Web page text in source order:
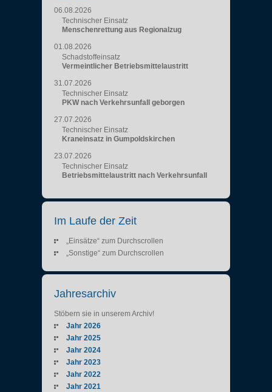
06.08.2026
Technischer Einsatz
Menschenrettung aus Regionalzug
01.08.2026
Schadstoffeinsatz
Vermeintlicher Betriebsmittelaustritt
31.07.2026
Technischer Einsatz
PKW nach Verkehrsunfall geborgen
27.07.2026
Technischer Einsatz
Kraneinsatz in Gumpoldskirchen
23.07.2026
Technischer Einsatz
Betriebsmittelaustritt nach Verkehrsunfall
Im Laufe der Zeit
„Einsätze“ zum Durchscrollen
„Sonstige“ zum Durchscrollen
Jahresarchiv
Stöbern sie in unserem Archiv!
Jahr 2026
Jahr 2025
Jahr 2024
Jahr 2023
Jahr 2022
Jahr 2021